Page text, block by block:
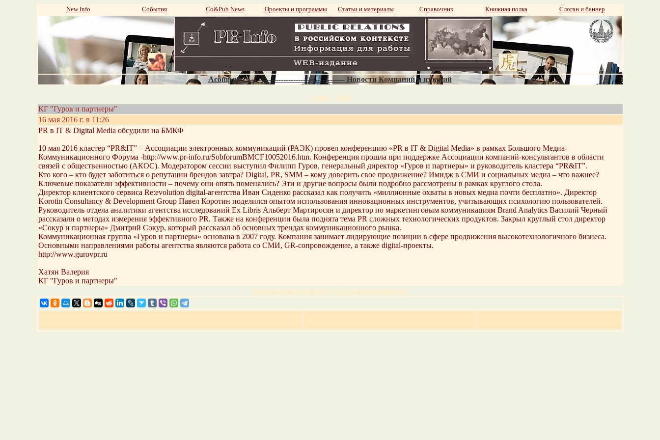
New Info События Со&Pub News Проекты и программы Статьи и материалы Справочник Книжная полка Слоган и баннер
Acompnews--------------------------------------- Новости Компаний и изданий
. 3398 - 3398.
КГ "Гуров и партнеры"
16 мая 2016 г. в 11:26
PR в IT & Digital Media обсудили на БМКФ
10 мая 2016 кластер “PR&IT” – Ассоциации электронных коммуникаций (РАЭК) провел конференцию «PR в IT & Digital Media» в рамках Большого Медиа-
Коммуникационного Форума -http://www.pr-info.ru/SobforumBMCF10052016.htm. Конференция прошла при поддержке Ассоциации компаний-консультантов в области
связей с общественностью (АКОС). Модератором сессии выступил Филипп Гуров, генеральный директор «Гуров и партнеры» и руководитель кластера “PR&IT”.
Кто кого – кто будет заботиться о репутации брендов завтра? Digital, PR, SMM – кому доверить свое продвижение? Имидж в СМИ и социальных медиа – что важнее?
Ключевые показатели эффективности – почему они опять поменялись? Эти и другие вопросы были подробно рассмотрены в рамках круглого стола.
Директор клиентского сервиса Re:evolution digital-агентства Иван Сиденко рассказал как получить «миллионные охваты в новых медиа почти бесплатно». Директор
Korotin Consultancy & Development Group Павел Коротин поделился опытом использования инновационных инструментов, учитывающих психологию пользователей.
Руководитель отдела аналитики агентства исследований Ex Libris Альберт Мартиросян и директор по маркетинговым коммуникациям Brand Analytics Василий Черный
рассказали о методах измерения эффективного PR. Также на конференции была поднята тема PR сложных технологических продуктов. Закрыл круглый стол директор
«Сокур и партнеры» Дмитрий Сокур, который рассказал об основных трендах коммуникационного рынка.
Коммуникационная группа «Гуров и партнеры» основана в 2007 году. Компания занимает лидирующие позиции в сфере продвижения высокотехнологичного бизнеса.
Основными направлениями работы агентства являются работа со СМИ, GR-сопровождение, а также digital-проекты.
http://www.gurovpr.ru
Хатян Валерия
КГ "Гуров и партнеры"
Предыдущая новость | Следующая новость